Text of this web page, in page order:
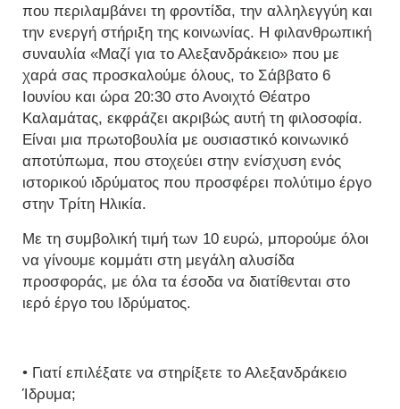
που περιλαμβάνει τη φροντίδα, την αλληλεγγύη και
την ενεργή στήριξη της κοινωνίας. Η φιλανθρωπική
συναυλία «Μαζί για το Αλεξανδράκειο» που με
χαρά σας προσκαλούμε όλους, το Σάββατο 6
Ιουνίου και ώρα 20:30 στο Ανοιχτό Θέατρο
Καλαμάτας, εκφράζει ακριβώς αυτή τη φιλοσοφία.
Είναι μια πρωτοβουλία με ουσιαστικό κοινωνικό
αποτύπωμα, που στοχεύει στην ενίσχυση ενός
ιστορικού ιδρύματος που προσφέρει πολύτιμο έργο
στην Τρίτη Ηλικία.
Με τη συμβολική τιμή των 10 ευρώ, μπορούμε όλοι
να γίνουμε κομμάτι στη μεγάλη αλυσίδα
προσφοράς, με όλα τα έσοδα να διατίθενται στο
ιερό έργο του Ιδρύματος.
• Γιατί επιλέξατε να στηρίξετε το Αλεξανδράκειο
Ίδρυμα;